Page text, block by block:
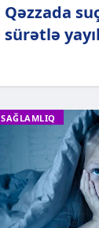
Qəzzada
sürətlə
SAĞLAMLIQ